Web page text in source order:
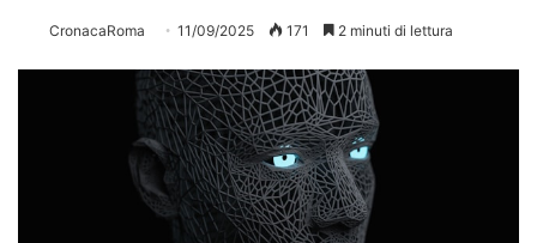
CronacaRoma 11/09/2025 171 2 minuti di lettura